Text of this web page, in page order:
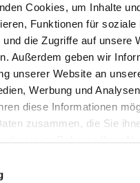
Cookies, um Inhalte
Funktionen für soziale
und die Zugriffe auf unsere
Außerdem geben wir
unserer Website an
Werbung und
diese Informationen
zusammen, die Sie